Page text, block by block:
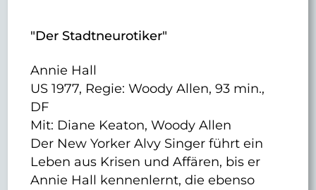
"Der Stadtneurotiker"
Annie Hall
US 1977, Regie: Woody Allen, 93 min.,
DF
Mit: Diane Keaton, Woody Allen
Der New Yorker Alvy Singer führt ein
Leben aus Krisen und Affären, bis er
Annie Hall kennenlernt, die ebenso